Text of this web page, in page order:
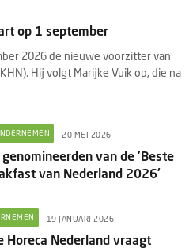
op 1 september
2026 de nieuwe voorzitter van
Hij volgt Marijke Vuik op, die na
20 MEI 2026
van de 'Beste
van Nederland 2026'
19 JANUARI 2026
Horeca Nederland vraagt